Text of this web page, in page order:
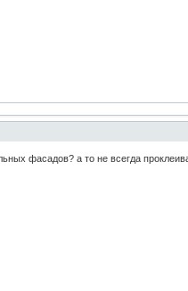
фасадов? а то не всегда